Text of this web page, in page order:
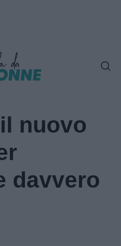
nuovo
davvero